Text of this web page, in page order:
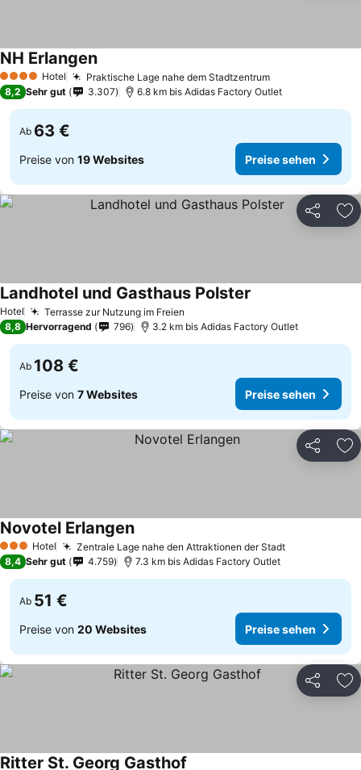
4 Sterne Hotel Praktische Lage nahe dem StadtzentrumPreise sehen
NH ErlangenPreise sehen
8,2 Sehr gut 3.307 6.8 km bis Adidas Factory Outlet
Ab 63 €
Preise von 19 Websites Preise sehen
Teilen
Hotel Terrasse zur Nutzung im Freien
Landhotel und Gasthaus Polster
8,8 Hervorragend 796 3.2 km bis Adidas Factory Outlet
Ab 108 €
Preise von 7 Websites Preise sehen
Teilen
3 SterneHotel Zentrale Lage nahe den Attraktionen der StadtPreise sehen
Novotel ErlangenPreise sehen
8,4 Sehr gut 4.759 7.3 km bis Adidas Factory Outlet
Ab 51 €
Preise von 20 Websites Preise sehen
Teilen
Ritter St. Georg Gasthof